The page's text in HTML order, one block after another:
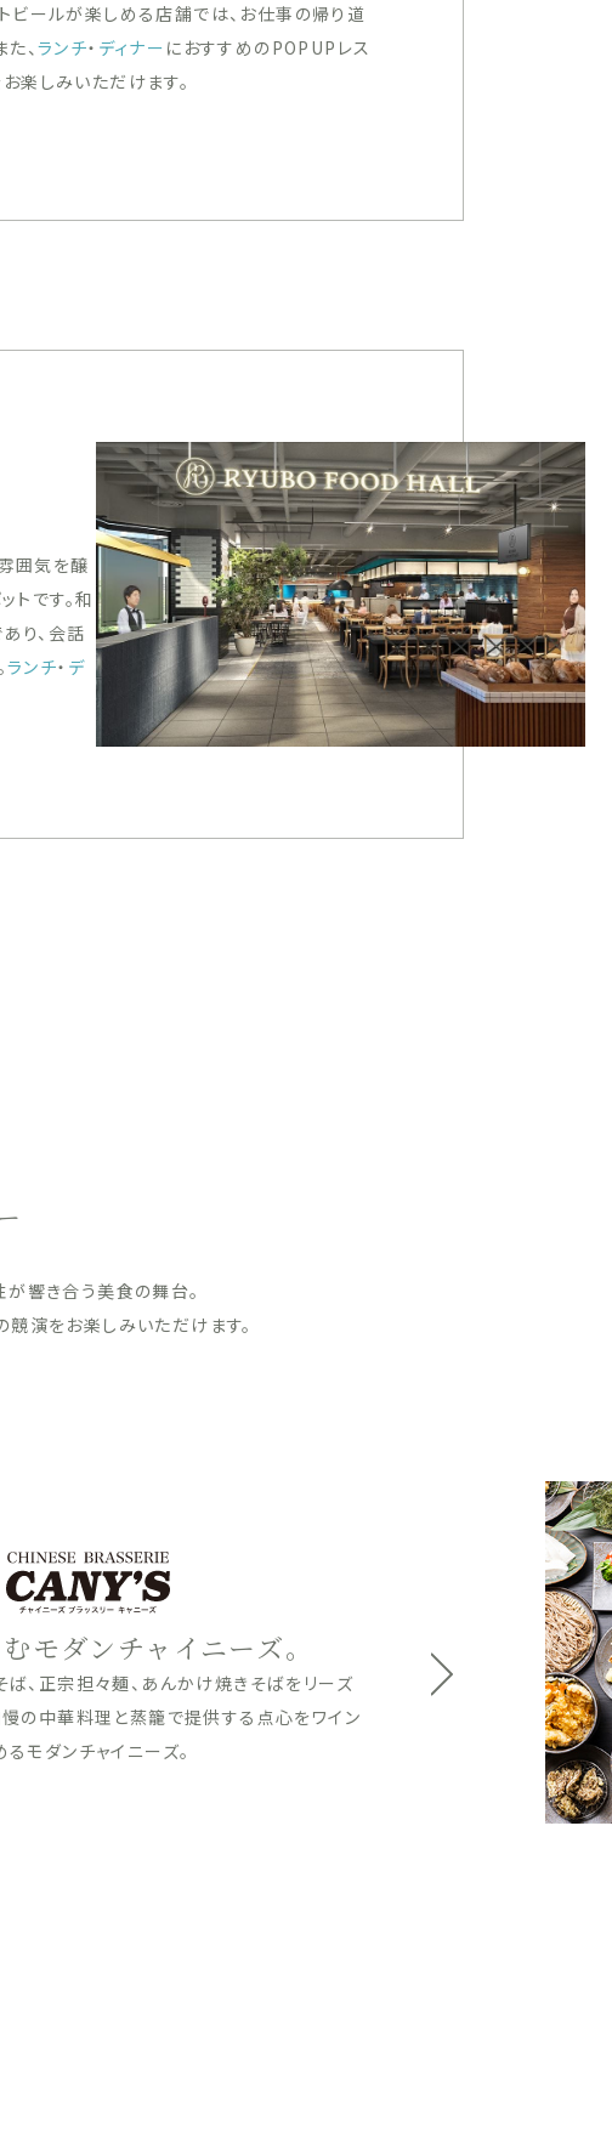
ビールが楽しめる店舗では、お仕事の帰り道
、ランチ・ ディナー におすすめのPOPUPレス
楽しみいただけます。
囲気を醸
トです。和
り、会話
ランチ・ デ
響き合う美食の舞台。
演をお楽しみいただけます。
こだわりの一杯を。
麦とお好みのつけ汁で楽しめるつけ蕎麦、
料理を、地元の美味しいお酒とご一緒に心